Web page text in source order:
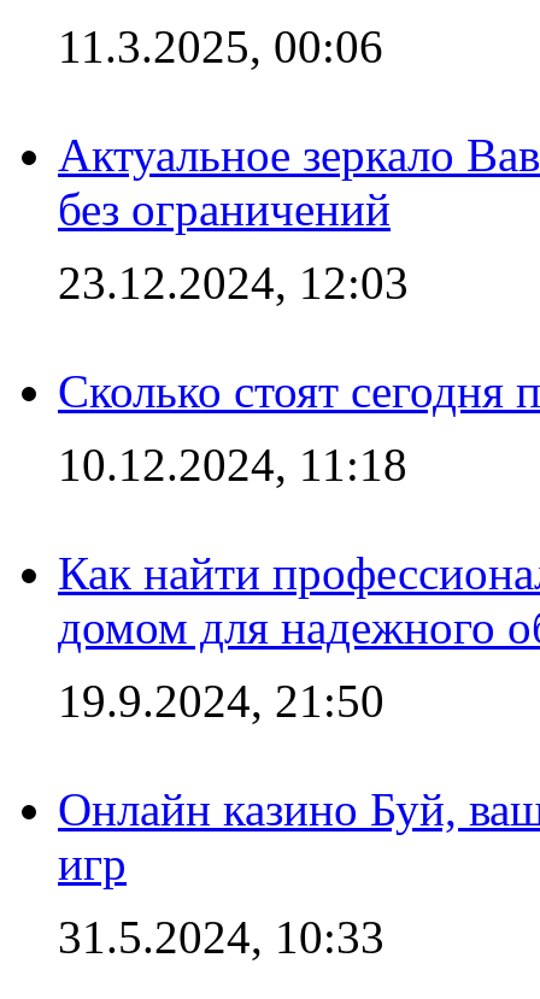
11.3.2025, 00:06
Актуальное зеркало
без ограничений
23.12.2024, 12:03
Сколько стоят сегодня
10.12.2024, 11:18
Как найти
домом для надежного
19.9.2024, 21:50
Онлайн казино Буй,
игр
31.5.2024, 10:33